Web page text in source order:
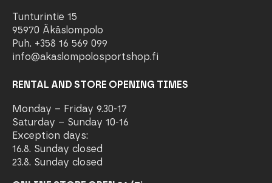
Tunturintie 15
95970 Äkäslompolo
Puh. +358 16 569 099
info@akaslompolosportshop.fi
RENTAL AND STORE OPENING TIMES
Monday – Friday 9.30-17
Saturday – Sunday 10-16
Exception days:
16.8. Sunday closed
23.8. Sunday closed